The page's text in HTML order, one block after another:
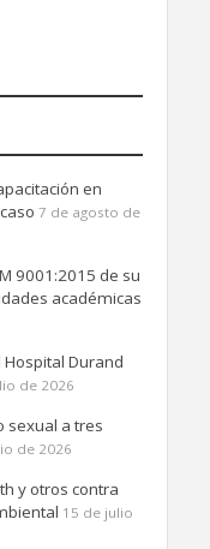
en
7 de agosto de
9001:2015 de su
académicas
Durand
de 2026
sexual a tres
de 2026
y otros contra
15 de julio